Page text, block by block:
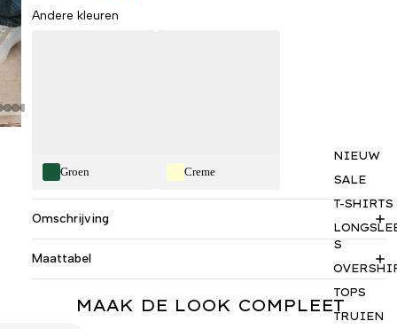
NIEUW
SALE
T-SHIRTS
S
TOPS
TRUIEN
Andere kleuren
Groen Creme
Omschrijving
Maattabel
MAAK DE LOOK COMPLEET